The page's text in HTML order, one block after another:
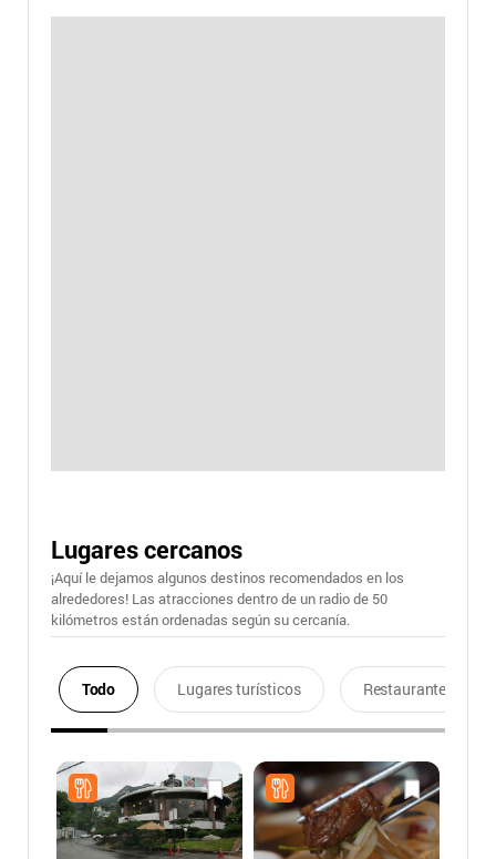
Lugares cercanos
¡Aquí le dejamos algunos destinos recomendados en los
alrededores! Las atracciones dentro de un radio de 50
kilómetros están ordenadas según su cercanía.
Todo Lugares turísticos Restaurantes